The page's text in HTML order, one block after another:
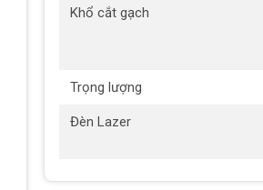
Khổ cắt gạch
Trọng lượng
Đèn Lazer